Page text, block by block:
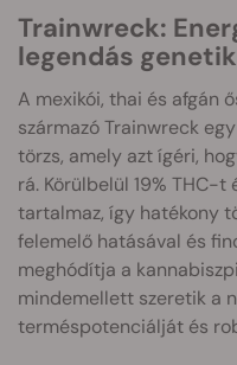
Trainwreck:
legendás
A mexikói, thai és afgán
származó Trainwreck
törzs, amely azt ígéri,
rá. Körülbelül 19% THC-
tartalmaz, így hatékony
felemelő hatásával és
meghódítja a
mindemellett szeretik a
terméspotenciálját és